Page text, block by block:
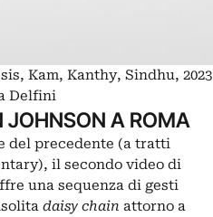
Kam, Kanthy, Sindhu,
Delfini
JOHNSON A ROMA
del precedente (a tratti
il secondo video di
una sequenza di gesti
daisy chain attorno a